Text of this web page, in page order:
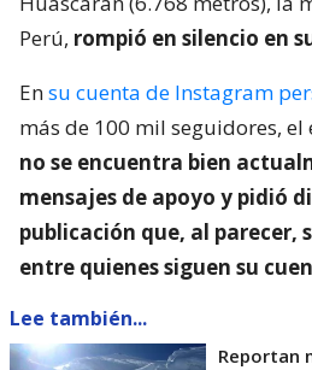
Perú, rompió en silencio en
Ensu cuenta de Instagram
más de 100 mil seguidores,
no se encuentra bien
mensajes de apoyo y pidió
publicación que, al parecer,
entre quienes siguen su
Lee también...
Reportan